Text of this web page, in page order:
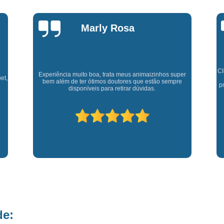
Microchipagem em Cachorros
Microchipagem para Cachorro São
Microchipagem para Gatos
Ozonioterapia para Cachorro
Ozonioterapia para Cães
Marly Rosa
Experiência muito boa, trata meus animaizinhos super
bem além de ter ótimos doutores que estão sempre
disponíveis para retirar dúvidas.